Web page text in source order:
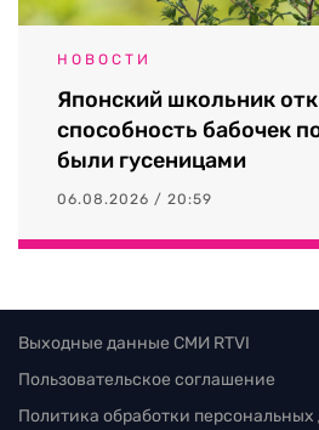
НОВОСТИ
Японский школьник
способность бабочек
были гусеницами
06.08.2026 / 20:59
Выходные данные СМИ RTVI
Пользовательское соглашение
Политика обработки